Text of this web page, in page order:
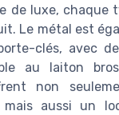
de luxe, chaque
Le métal est
clés, avec
au laiton
non
mais aussi un